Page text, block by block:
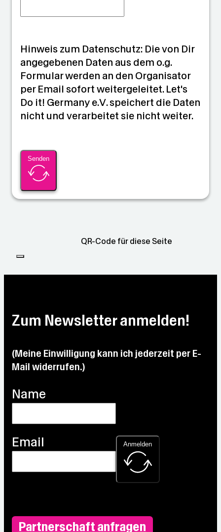
Hinweis zum Datenschutz: Die von Dir
angegebenen Daten aus dem o.g.
Formular werden an den Organisator
per Email sofort weitergeleitet. Let's
Do it! Germany e.V. speichert die Daten
nicht und verarbeitet sie nicht weiter.
Senden
QR-Code für diese Seite
Partnerschaft anfragen
Zum Newsletter anmelden!
(Meine Einwilligung kann ich jederzeit per E-
Mail widerrufen.)
Name
Email Anmelden